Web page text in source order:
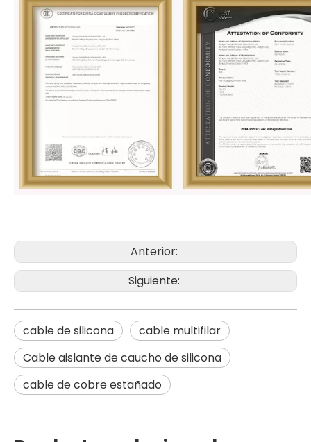
Anterior:
Siguiente:
cable de silicona
cable multifilar
Cable aislante de caucho de silicona
cable de cobre estañado